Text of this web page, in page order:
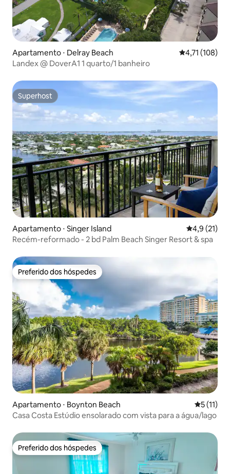
Apartamento ⋅ Delray Beach 4,71 de uma
4,71 (108)
Landex @ DoverA1 1 quarto/1 banheiro
Superhost
Superhost
Apartamento ⋅ Singer Island 4,9 de uma
4,9 (21)
Recém-reformado - 2 bd Palm Beach Singer Resort & spa
Preferido dos hóspedes
Preferido dos hóspedes
Apartamento ⋅ Boynton Beach 5 de uma
5 (11)
Casa Costa Estúdio ensolarado com vista para a água/lago
Preferido dos hóspedes
Preferido dos hóspedes